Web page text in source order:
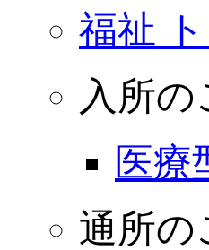
福祉
入所の
医療
通所の